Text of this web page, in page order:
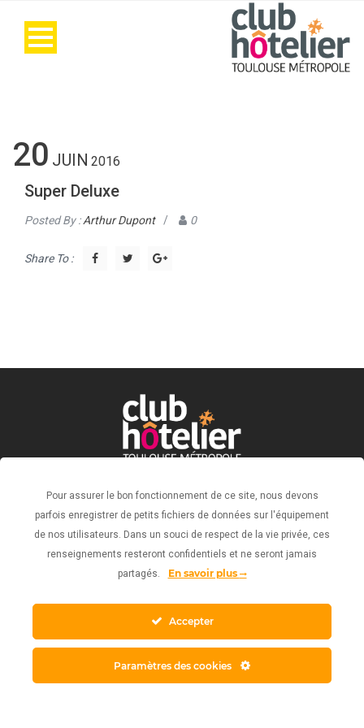
20 JUIN 2016
Super Deluxe
Posted By :Arthur Dupont / 0
Share To :
Politique de confidentialité
Mentions légales
Conception web : ©Agence PGO
©Club Hôtelier Toulouse Métropole - 2023
Pour assurer le bon fonctionnement de ce site, nous devons
parfois enregistrer de petits fichiers de données sur l'équipement
de nos utilisateurs. Dans un souci de respect de la vie privée, ces
renseignements resteront confidentiels et ne seront jamais
partagés.
En savoir plus
Accepter
Paramètres des cookies